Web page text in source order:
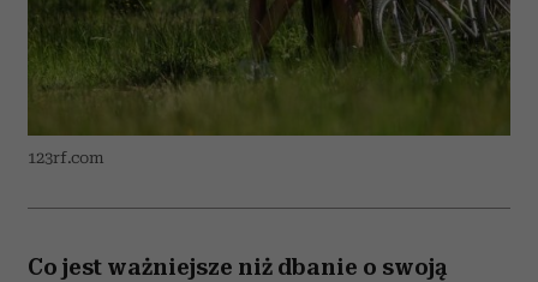
123rf.com
Co jest ważniejsze niż dbanie o swoją